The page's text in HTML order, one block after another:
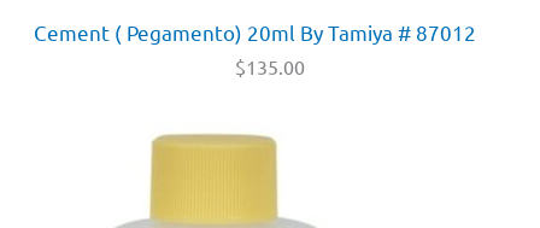
Cement ( Pegamento) 20ml By Tamiya # 87012
$135.00